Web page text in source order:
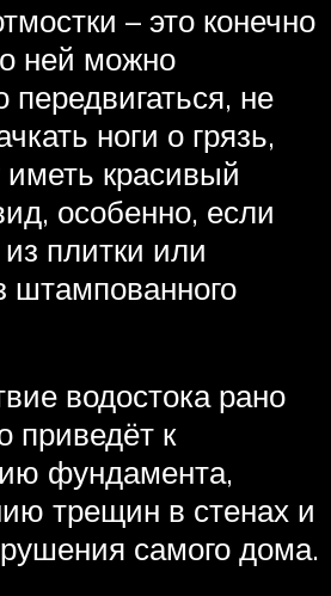
– это конечно
ней можно
передвигаться, не
ноги о грязь,
красивый
особенно, если
плитки или
штампованного
водостока рано
приведёт к
фундамента,
трещин в стенах и
самого дома.